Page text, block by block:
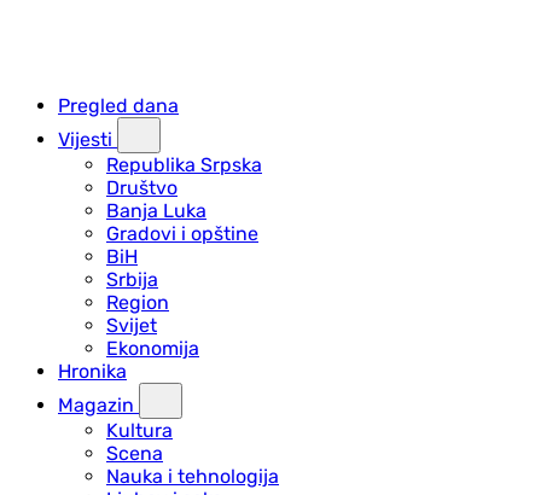
Pregled dana
Vijesti
Republika Srpska
Društvo
Banja Luka
Gradovi i opštine
BiH
Srbija
Region
Svijet
Ekonomija
Hronika
Magazin
Kultura
Scena
Nauka i tehnologija